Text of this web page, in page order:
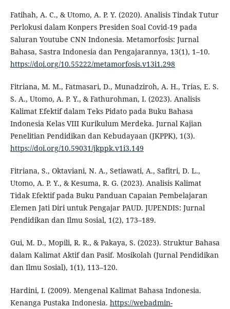
Fatihah, A. C., & Utomo, A. P. Y. (2020). Analisis Tindak Tutur
Perlokusi dalam Konpers Presiden Soal Covid-19 pada
Saluran Youtube CNN Indonesia. Metamorfosis: Jurnal
Bahasa, Sastra Indonesia dan Pengajarannya, 13(1), 1–10.
https://doi.org/10.55222/metamorfosis.v13i1.298
Fitriana, M. M., Fatmasari, D., Munadziroh, A. H., Trias, E. S.
S. A., Utomo, A. P. Y., & Fathurohman, I. (2023). Analisis
Kalimat Efektif dalam Teks Pidato pada Buku Bahasa
Indonesia Kelas VIII Kurikulum Merdeka. Jurnal Kajian
Penelitian Pendidikan dan Kebudayaan (JKPPK), 1(3).
https://doi.org/10.59031/jkppk.v1i3.149
Fitriana, S., Oktaviani, N. A., Setiawati, A., Safitri, D. L.,
Utomo, A. P. Y., & Kesuma, R. G. (2023). Analisis Kalimat
Tidak Efektif pada Buku Panduan Capaian Pembelajaran
Elemen Jati Diri untuk Pengajar PAUD. JUPENDIS: Jurnal
Pendidikan dan Ilmu Sosial, 1(2), 173–189.
Gui, M. D., Mopili, R. R., & Pakaya, S. (2023). Struktur Bahasa
dalam Kalimat Aktif dan Pasif. Mosikolah (Jurnal Pendidikan
dan Ilmu Sosial), 1(1), 113–120.
Hardini, I. (2009). Mengenal Kalimat Bahasa Indonesia.
Kenanga Pustaka Indonesia. https://webadmin-